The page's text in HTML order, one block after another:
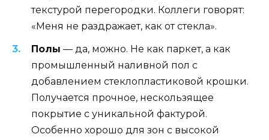
текстурой перегородки. Коллеги говорят:
«Меня не раздражает, как от стекла».
Полы — да, можно. Не как паркет, а как
промышленный наливной пол с
добавлением стеклопластиковой крошки.
Получается прочное, нескользящее
покрытие с уникальной фактурой.
Особенно хорошо для зон с высокой